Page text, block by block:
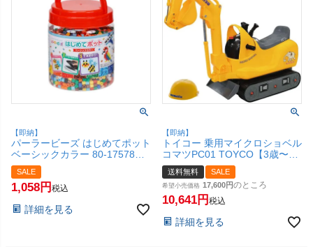
【即納】
パーラービーズ はじめてポット
ベーシックカラー 80-17578【5
才以上】【約2,500ピース】
【カワダ Kawada おもちゃ 女
の子 ビーズ アイロンでくっつ
(6060016)
SALE
1,058 税込
詳細を見る
【即納】
トイコー 乗用マイクロショベル
コマツPC01 TOYCO【3歳〜】
【乗用玩具 おもちゃ ショベル
カー シャベルカー プレゼント
男の子 コマツ】【宅配便送料無
料】※他商品との同梱不可
送料無料 SALE
希望小売価格 17,600 のところ
10,641 税込
詳細を見る